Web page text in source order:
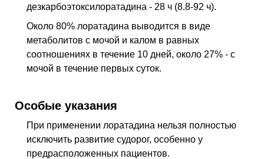
дезкарбоэтоксилоратадина - 28 ч (8.8-92 ч).
Около 80% лоратадина выводится в виде
метаболитов с мочой и калом в равных
соотношениях в течение 10 дней, около 27% - с
мочой в течение первых суток.
Особые указания
При применении лоратадина нельзя полностью
исключить развитие судорог, особенно у
предрасположенных пациентов.